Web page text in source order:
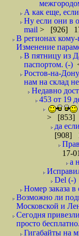
А как еще,
Ну если они в
mail > [926]
В регионах кому-
Изменение
В пятницу из
паспортом. (-)
Ростов-на-
нам на склад
Недавно
453 от 19
> [853]
да
[908]
17-
а
Del (-)
Номер заказа
Возможно ли
Московской и
Сегодня
просто
Гигабайты на